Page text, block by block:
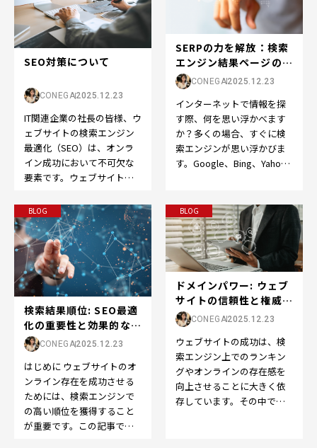
SEO対策について
CONEGA2025.12.23
IT関連企業の社長の皆様、ウ
ェブサイトの検索エンジン
最適化（SEO）は、オンラ
イン成功において不可欠な
要素です。ウェブサイトを
ポイントを押さえてS…
SERPの力を解放：検索
エンジン結果ページの世
界へようこそ
CONEGA2025.12.23
インターネットで情報を探
す際、何を思い浮かべます
か？多くの場合、すぐに検
索エンジンが思い浮かびま
す。Google、Bing、Yahoo
BLOG
検索結果順位: SEO最適
化の重要性と効果的な戦
略 CONEGA2025.12.23
はじめに ウェブサイトのオ
ンライン存在を成功させる
ためには、検索エンジンで
の高い順位を獲得すること
が重要です。この記事で
BLOG
ドメインパワー: ウェブ
サイトの信頼性と権威の
向上をサポート...
CONEGA2025.12.23
ウェブサイトの成功は、検
索エンジン上でのランキン
グやオンラインの存在感を
向上させることに大きく依
存しています。その中で